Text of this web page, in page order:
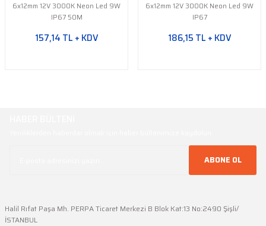
6x12mm 12V 3000K Neon Led 9W
IP67 50M
157,14 TL + KDV
6x12mm 12V 3000K Neon Led 9W
IP67
186,15 TL + KDV
ABONE OL
Halil Rıfat Paşa Mh. PERPA Ticaret Merkezi B Blok Kat:13 No:2490 Şişli/
İSTANBUL